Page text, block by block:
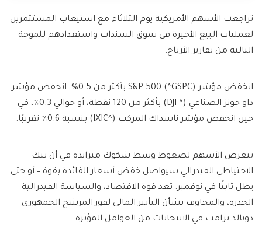
تراجعت الأسهم الأمريكية يوم الثلاثاء مع استيعاب المستثمرين
لعمليات البيع الأخيرة في سوق السندات واستعدادهم للموجة
التالية من تقارير الأرباح.
انخفض مؤشر S&P 500 (^GSPC) بأكثر من 0.5%. انخفض مؤشر
داو جونز الصناعي (^ DJI) بأكثر من 120 نقطة، أو حوالي 0.3٪، في
حين انخفض مؤشر ناسداك المركب (^IXIC) بنسبة 0.6٪ تقريبًا.
تتعرض الأسهم لضغوط وسط شكوك متزايدة في أن بنك
الاحتياطي الفيدرالي سيواصل خفض أسعار الفائدة بقوة – أو حتى
يظل ثابتًا في نوفمبر. تعد قوة الاقتصاد، والسياسة الفيدرالية
الحذرة، والمخاوف بشأن التأثير المالي لفوز المرشح الجمهوري
دونالد ترامب في الانتخابات من العوامل المؤثرة.